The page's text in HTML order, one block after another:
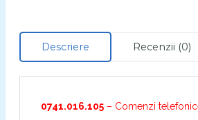
Descriere Recenzii (0)
0741.016.105 – Comenzi